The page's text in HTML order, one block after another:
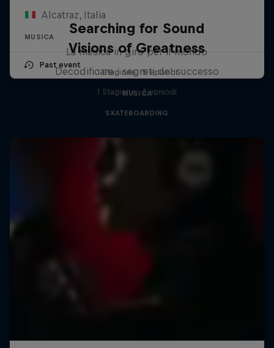
Alcatraz, Italia
MUSICA
Past event
Searching for Sound
La musica in giro per il mondo
1 Stagione · 5 episodi
MUSICA
Visions of Greatness
Decodificare i segreti del successo
1 Stagione · 2 episodi
SKATEBOARDING